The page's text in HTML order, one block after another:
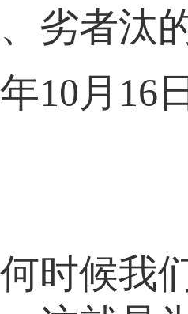
劣者汰
年10月
候我们